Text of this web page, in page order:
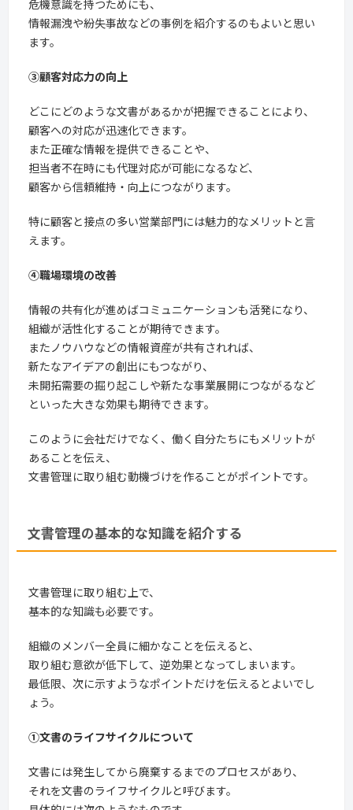
危機意識を持つためにも、
情報漏洩や紛失事故などの事例を紹介するのもよいと思い
ます。
③顧客対応力の向上
どこにどのような文書があるかが把握できることにより、
顧客への対応が迅速化できます。
また正確な情報を提供できることや、
担当者不在時にも代理対応が可能になるなど、
顧客から信頼維持・向上につながります。
特に顧客と接点の多い営業部門には魅力的なメリットと言
えます。
④職場環境の改善
情報の共有化が進めばコミュニケーションも活発になり、
組織が活性化することが期待できます。
またノウハウなどの情報資産が共有されれば、
新たなアイデアの創出にもつながり、
未開拓需要の掘り起こしや新たな事業展開につながるなど
といった大きな効果も期待できます。
このように会社だけでなく、働く自分たちにもメリットが
あることを伝え、
文書管理に取り組む動機づけを作ることがポイントです。
文書管理の基本的な知識を紹介する
文書管理に取り組む上で、
基本的な知識も必要です。
組織のメンバー全員に細かなことを伝えると、
取り組む意欲が低下して、逆効果となってしまいます。
最低限、次に示すようなポイントだけを伝えるとよいでし
ょう。
①文書のライフサイクルについて
文書には発生してから廃棄するまでのプロセスがあり、
それを文書のライフサイクルと呼びます。